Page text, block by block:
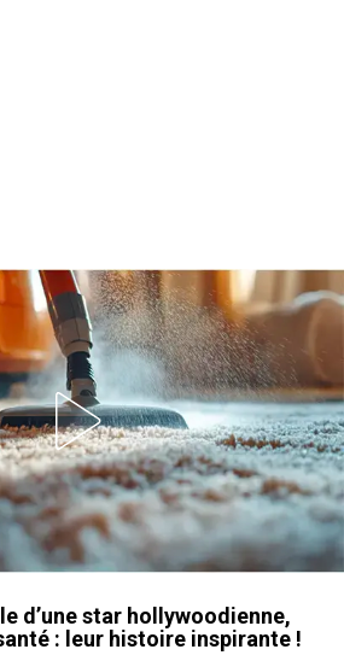
d’une star hollywoodienne,
: leur histoire inspirante !